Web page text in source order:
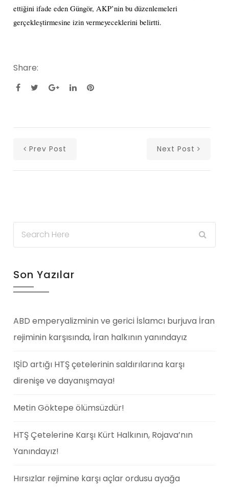
ettiğini ifade eden Güngör, AKP’nin bu düzenlemeleri
gerçekleştirmesine izin vermeyeceklerini belirtti.
Share:
Prev Post Next Post
Son Yazılar
ABD emperyalizminin ve gerici İslamcı burjuva İran
rejiminin karşısında, İran halkının yanındayız
IŞİD artığı HTŞ çetelerinin saldırılarına karşı
direnişe ve dayanışmaya!
Metin Göktepe ölümsüzdür!
HTŞ Çetelerine Karşı Kürt Halkının, Rojava’nın
Yanındayız!
Hırsızlar rejimine karşı açlar ordusu ayağa